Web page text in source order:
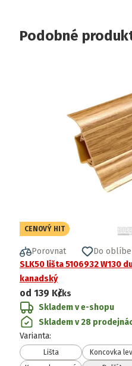
Podobné
CENOVÝ HIT
Porovnat
Do
SLK50 lišta 5106932 W130
kanadský
od 139 Kč/ks
Skladem v e-shopu
Skladem v 28
Varianta:
Lišta
Koncovka